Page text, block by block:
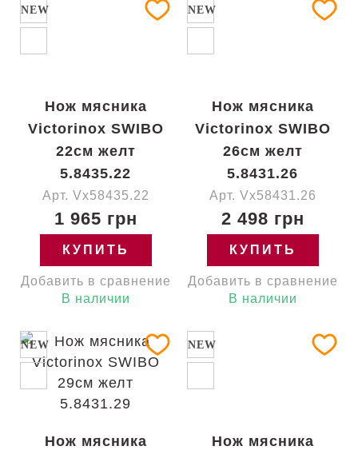
NEW
Нож мясника
Victorinox SWIBO
22см желт
5.8435.22
Арт. Vx58435.22
1 965 грн
КУПИТЬ
Добавить в сравнение
В наличии
NEW
Нож мясника
Victorinox SWIBO
26см желт
5.8431.26
Арт. Vx58431.26
2 498 грн
КУПИТЬ
Добавить в сравнение
В наличии
NEW
Нож мясника
NEW
Нож мясника